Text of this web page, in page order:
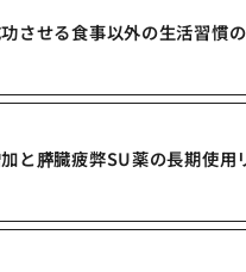
させる食事以外の生活習慣
と膵臓疲弊SU薬の長期使用